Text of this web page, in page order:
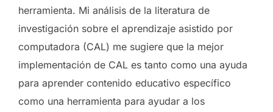
herramienta. Mi análisis de la literatura de
investigación sobre el aprendizaje asistido por
computadora (CAL) me sugiere que la mejor
implementación de CAL es tanto como una ayuda
para aprender contenido educativo específico
como una herramienta para ayudar a los